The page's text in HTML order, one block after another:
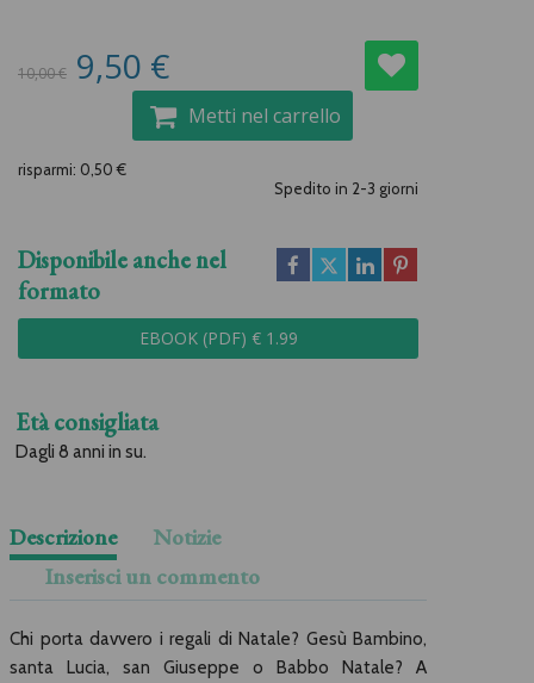
10,00 € 9,50 €
Metti nel carrello
risparmi: 0,50 €
Spedito in 2-3 giorni
Disponibile anche nel
formato
EBOOK (PDF) € 1.99
Età consigliata
Dagli 8 anni in su.
Descrizione
Notizie
Inserisci un commento
Chi porta davvero i regali di Natale? Gesù Bambino,
santa Lucia, san Giuseppe o Babbo Natale? A